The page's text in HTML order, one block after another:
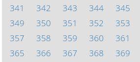
341
342 343 344 345
349
350 351 352 353
357
358 359 360 361
365
366 367 368 369